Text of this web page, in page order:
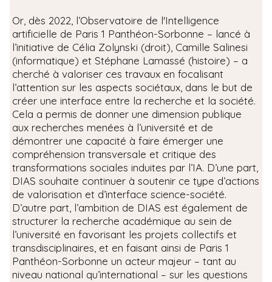
Or, dès 2022, l’Observatoire de l'Intelligence
artificielle de Paris 1 Panthéon-Sorbonne – lancé à
l’initiative de Célia Zolynski (droit), Camille Salinesi
(informatique) et Stéphane Lamassé (histoire) – a
cherché à valoriser ces travaux en focalisant
l’attention sur les aspects sociétaux, dans le but de
créer une interface entre la recherche et la société.
Cela a permis de donner une dimension publique
aux recherches menées à l’université et de
démontrer une capacité à faire émerger une
compréhension transversale et critique des
transformations sociales induites par l’IA. D’une part,
DIAS souhaite continuer à soutenir ce type d’actions
de valorisation et d’interface science-société.
D’autre part, l’ambition de DIAS est également de
structurer la recherche académique au sein de
l’université en favorisant les projets collectifs et
transdisciplinaires, et en faisant ainsi de Paris 1
Panthéon-Sorbonne un acteur majeur – tant au
niveau national qu’international – sur les questions